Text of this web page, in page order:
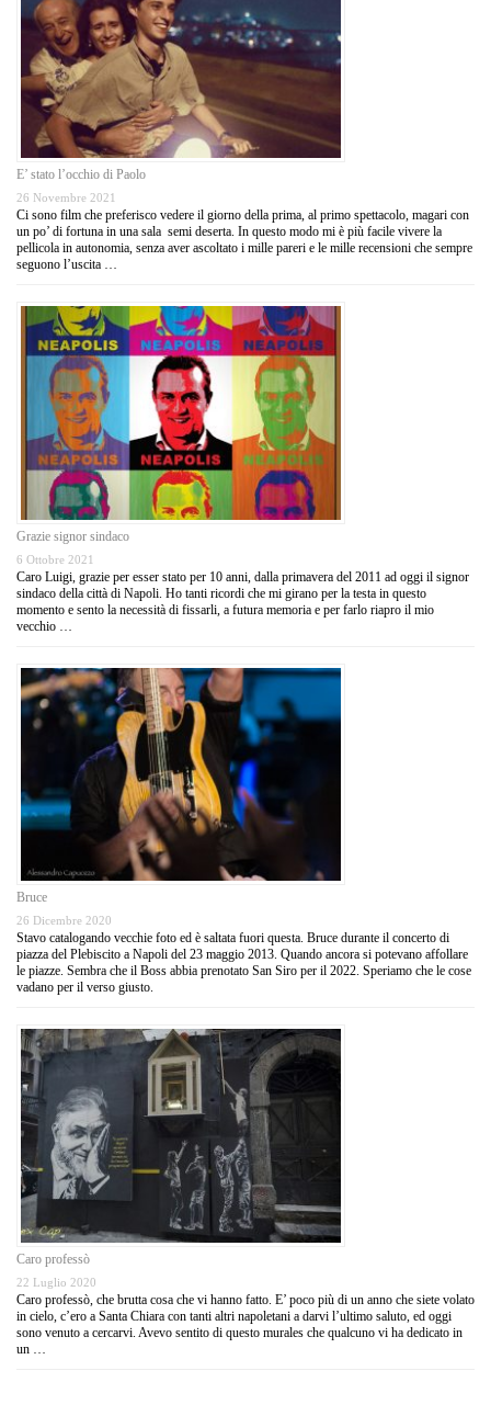
E’ stato l’occhio di Paolo
26 Novembre 2021
Ci sono film che preferisco vedere il giorno della prima, al primo spettacolo, magari con
un po’ di fortuna in una sala semi deserta. In questo modo mi è più facile vivere la
pellicola in autonomia, senza aver ascoltato i mille pareri e le mille recensioni che sempre
seguono l’uscita …
Grazie signor sindaco
6 Ottobre 2021
Caro Luigi, grazie per esser stato per 10 anni, dalla primavera del 2011 ad oggi il signor
sindaco della città di Napoli. Ho tanti ricordi che mi girano per la testa in questo
momento e sento la necessità di fissarli, a futura memoria e per farlo riapro il mio
vecchio …
Bruce
26 Dicembre 2020
Stavo catalogando vecchie foto ed è saltata fuori questa. Bruce durante il concerto di
piazza del Plebiscito a Napoli del 23 maggio 2013. Quando ancora si potevano affollare
le piazze. Sembra che il Boss abbia prenotato San Siro per il 2022. Speriamo che le cose
vadano per il verso giusto.
Caro professò
22 Luglio 2020
Caro professò, che brutta cosa che vi hanno fatto. E’ poco più di un anno che siete volato
in cielo, c’ero a Santa Chiara con tanti altri napoletani a darvi l’ultimo saluto, ed oggi
sono venuto a cercarvi. Avevo sentito di questo murales che qualcuno vi ha dedicato in
un …